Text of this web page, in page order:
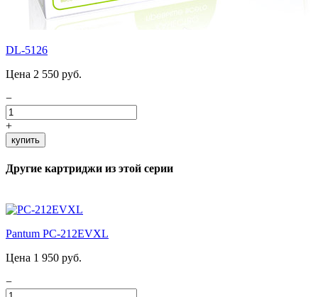
DL-5126
Цена 2 550 руб.
−
+
купить
Другие картриджи из этой серии
Pantum PC-212EVXL
Цена 1 950 руб.
−